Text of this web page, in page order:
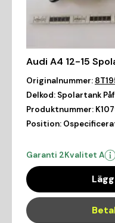
Audi A4 12-15
Originalnummer:
Delkod: Spolartank
Produktnummer:
Position:
Garanti 2Kvalitet A